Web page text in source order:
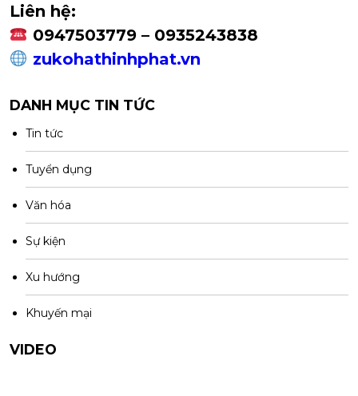
Liên hệ:
0947503779 – 0935243838
zukohathinhphat.vn
DANH MỤC TIN TỨC
Tin tức
Tuyển dụng
Văn hóa
Sự kiện
Xu hướng
Khuyến mại
VIDEO